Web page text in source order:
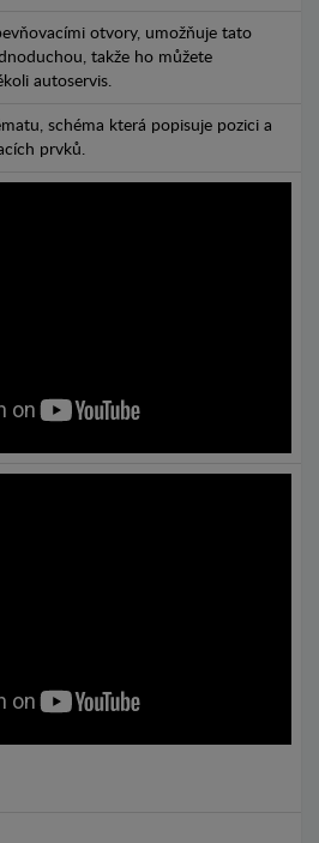
otvory, umožňuje tato
takže ho můžete
autoservis.
schéma která popisuje pozici a
prvků.